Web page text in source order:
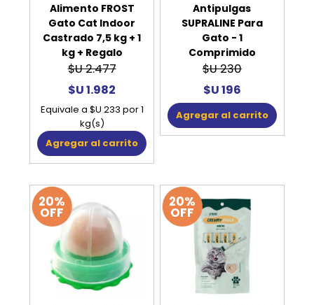
Alimento FROST
Gato Cat Indoor
Castrado 7,5 kg + 1
kg + Regalo
$U 2.477
$U 1.982
Equivale a $U 233 por 1
kg(s)
Agregar al carrito
Antipulgas
SUPRALINE Para
Gato - 1
Comprimido
$U 230
$U 196
Agregar al carrito
20%
OFF
20%
OFF